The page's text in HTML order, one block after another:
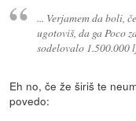
... Verjamem da boli,
ugotoviš, da ga Poco
sodelovalo 1.500.000
Eh no, če že širiš te
povedo: